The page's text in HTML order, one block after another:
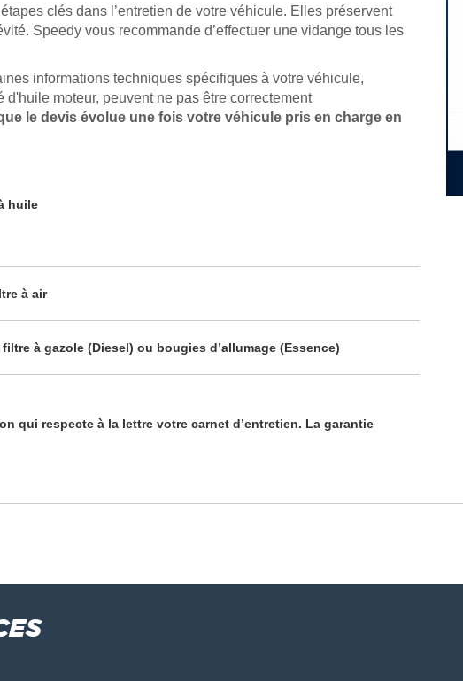
clés dans l’entretien de votre véhicule. Elles préservent
Speedy vous recommande d’effectuer une vidange tous les
informations techniques spécifiques à votre véhicule,
moteur, peuvent ne pas être correctement
le devis évolue une fois votre véhicule pris en charge en
huile
à air
à gazole (Diesel) ou bougies d’allumage (Essence)
qui respecte à la lettre votre carnet d’entretien. La garantie